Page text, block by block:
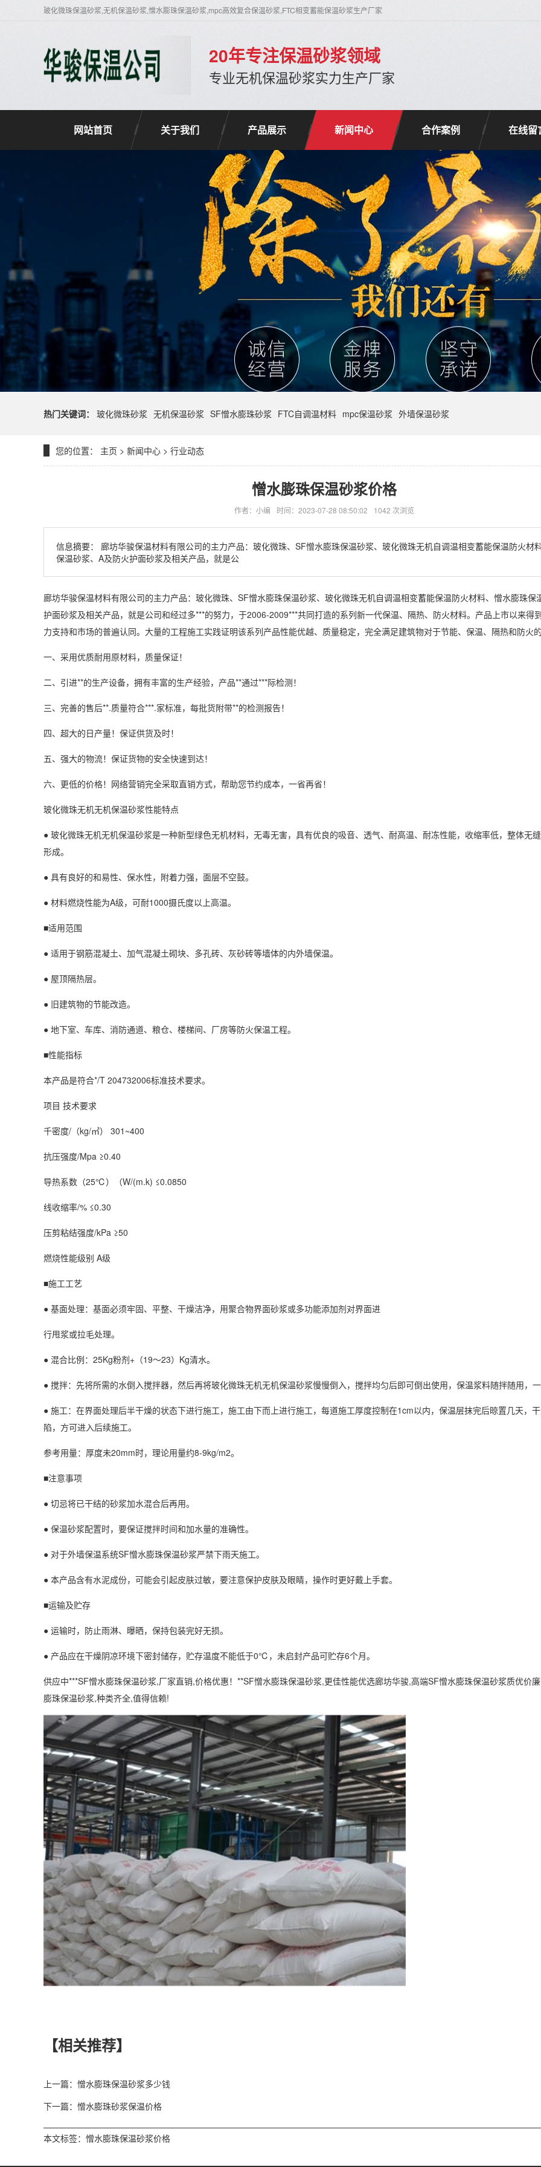
玻化微珠保温砂浆,无机保温砂浆,憎水膨珠保温砂浆,mpc高效复合保温砂浆,FTC相变蓄能保温砂浆生产厂家
20年专注保温砂浆领域
专业无机保温砂浆实力生产厂家
网站首页 关于我们 产品展示 新闻中心 合作案例 在线留
热门关键词： 玻化微珠砂浆 无机保温砂浆 SF憎水膨珠砂浆 FTC自调温材料 mpc保温砂浆 外墙保温砂浆
您的位置： 主页 > 新闻中心 > 行业动态
憎水膨珠保温砂浆价格
作者：小编 时间：2023-07-28 08:50:02 1042 次浏览
信息摘要： 廊坊华骏保温材料有限公司的主力产品：玻化微珠、SF憎水膨珠保温砂浆、玻化微珠无机自调温相变蓄能保温防火材
保温砂浆、A及防火护面砂浆及相关产品，就是公
廊坊华骏保温材料有限公司的主力产品：玻化微珠、SF憎水膨珠保温砂浆、玻化微珠无机自调温相变蓄能保温防火材料、憎水膨珠保
护面砂浆及相关产品，就是公司和经过多***的努力，于2006-2009***共同打造的系列新一代保温、隔热、防火材料。产品上市以来得
力支持和市场的普遍认同。大量的工程施工实践证明该系列产品性能优越、质量稳定，完全满足建筑物对于节能、保温、隔热和防火
一、采用优质耐用原材料，质量保证！
二、引进**的生产设备，拥有丰富的生产经验，产品**通过***际检测！
三、完善的售后**.质量符合***.家标准，每批货附带**的检测报告！
四、超大的日产量！保证供货及时！
五、强大的物流！保证货物的安全快速到达！
六、更低的价格！网络营销完全采取直销方式，帮助您节约成本，一省再省！
玻化微珠无机无机保温砂浆性能特点
● 玻化微珠无机无机保温砂浆是一种新型绿色无机材料，无毒无害，具有优良的吸音、透气、耐高温、耐冻性能，收缩率低，整体无
形成。
● 具有良好的和易性、保水性，附着力强，面层不空鼓。
● 材料燃烧性能为A级，可耐1000摄氏度以上高温。
■适用范围
● 适用于钢筋混凝土、加气混凝土砌块、多孔砖、灰砂砖等墙体的内外墙保温。
● 屋顶隔热层。
● 旧建筑物的节能改造。
● 地下室、车库、消防通道、粮仓、楼梯间、厂房等防火保温工程。
■性能指标
本产品是符合*/T 204732006标准技术要求。
项目 技术要求
千密度/（kg/㎡） 301~400
抗压强度/Mpa ≥0.40
导热系数（25℃）（W/(m.k) ≤0.0850
线收缩率/% ≤0.30
压剪粘结强度/kPa ≥50
燃烧性能级别 A级
■施工工艺
● 基面处理：基面必须牢固、平整、干燥洁净，用聚合物界面砂浆或多功能添加剂对界面进
行甩浆或拉毛处理。
● 混合比例：25Kg粉剂+（19～23）Kg清水。
● 搅拌：先将所需的水倒入搅拌器，然后再将玻化微珠无机无机保温砂浆慢慢倒入，搅拌均匀后即可倒出使用，保温浆料随拌随用，
● 施工：在界面处理后半干燥的状态下进行施工，施工由下而上进行施工，每道施工厚度控制在1cm以内，保温层抹完后晾置几天，
陷，方可进入后续施工。
参考用量：厚度未20mm时，理论用量约8-9kg/m2。
■注意事项
● 切忌将已干结的砂浆加水混合后再用。
● 保温砂浆配置时，要保证搅拌时间和加水量的准确性。
● 对于外墙保温系统SF憎水膨珠保温砂浆严禁下雨天施工。
● 本产品含有水泥成份，可能会引起皮肤过敏，要注意保护皮肤及眼睛，操作时更好戴上手套。
■运输及贮存
● 运输时，防止雨淋、曝晒，保持包装完好无损。
● 产品应在干燥阴凉环境下密封储存，贮存温度不能低于0℃，未启封产品可贮存6个月。
供应中***SF憎水膨珠保温砂浆,厂家直销,价格优惠！**SF憎水膨珠保温砂浆,更佳性能优选廊坊华骏,高端SF憎水膨珠保温砂浆质优价
膨珠保温砂浆,种类齐全,值得信赖!
【相关推荐】
上一篇：憎水膨珠保温砂浆多少钱
下一篇：憎水膨珠砂浆保温价格
本文标签： 憎水膨珠保温砂浆价格